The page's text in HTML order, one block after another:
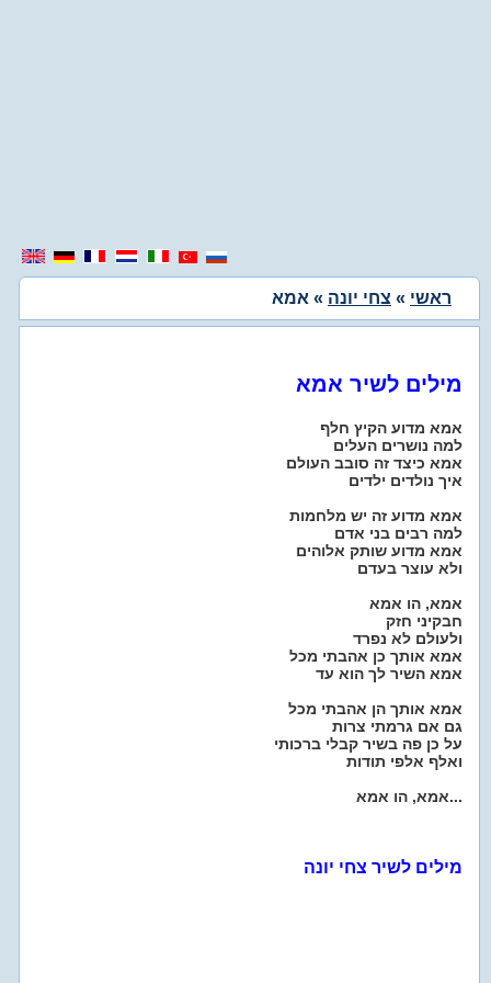
ראשי » צחי יונה » אמא
מילים לשיר אמא
אמא מדוע הקיץ חלף
למה נושרים העלים
אמא כיצד זה סובב העולם
איך נולדים ילדים
אמא מדוע זה יש מלחמות
למה רבים בני אדם
אמא מדוע שותק אלוהים
ולא עוצר בעדם
אמא, הו אמא
חבקיני חזק
ולעולם לא נפרד
אמא אותך כן אהבתי מכל
אמא השיר לך הוא עד
אמא אותך הן אהבתי מכל
גם אם גרמתי צרות
על כן פה בשיר קבלי ברכותי
ואלף אלפי תודות
אמא, הו אמא...
מילים לשיר צחי יונה